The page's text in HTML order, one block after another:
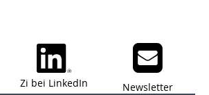
Zi bei LinkedIn Newsletter